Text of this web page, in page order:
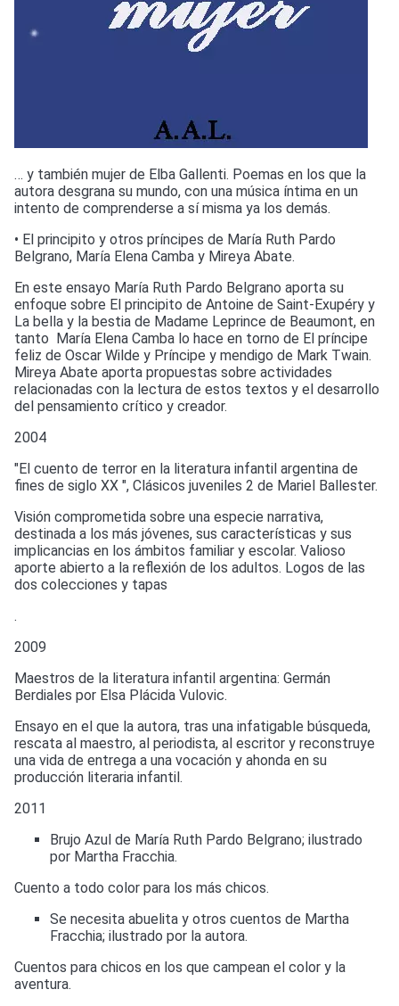
… y también mujer de Elba Gallenti. Poemas en los que la
autora desgrana su mundo, con una música íntima en un
intento de comprenderse a sí misma ya los demás.
• El principito y otros príncipes de María Ruth Pardo
Belgrano, María Elena Camba y Mireya Abate.
En este ensayo María Ruth Pardo Belgrano aporta su
enfoque sobre El principito de Antoine de Saint-Exupéry y
La bella y la bestia de Madame Leprince de Beaumont, en
tanto María Elena Camba lo hace en torno de El príncipe
feliz de Oscar Wilde y Príncipe y mendigo de Mark Twain.
Mireya Abate aporta propuestas sobre actividades
relacionadas con la lectura de estos textos y el desarrollo
del pensamiento crítico y creador.
2004
"El cuento de terror en la literatura infantil argentina de
fines de siglo XX ", Clásicos juveniles 2 de Mariel Ballester.
Visión comprometida sobre una especie narrativa,
destinada a los más jóvenes, sus características y sus
implicancias en los ámbitos familiar y escolar. Valioso
aporte abierto a la reflexión de los adultos. Logos de las
dos colecciones y tapas
.
2009
Maestros de la literatura infantil argentina: Germán
Berdiales por Elsa Plácida Vulovic.
Ensayo en el que la autora, tras una infatigable búsqueda,
rescata al maestro, al periodista, al escritor y reconstruye
una vida de entrega a una vocación y ahonda en su
producción literaria infantil.
2011
Brujo Azul de María Ruth Pardo Belgrano; ilustrado
por Martha Fracchia.
Cuento a todo color para los más chicos.
Se necesita abuelita y otros cuentos de Martha
Fracchia; ilustrado por la autora.
Cuentos para chicos en los que campean el color y la
aventura.